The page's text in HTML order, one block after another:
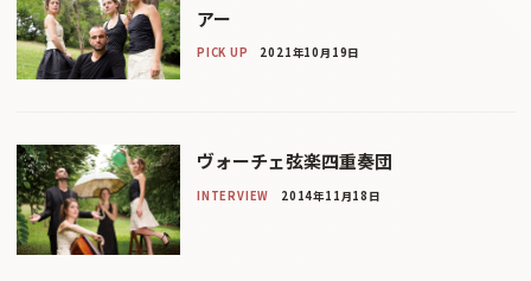
アー
PICK UP 2021年10月19日
ヴォーチェ弦楽四重奏団
INTERVIEW 2014年11月18日